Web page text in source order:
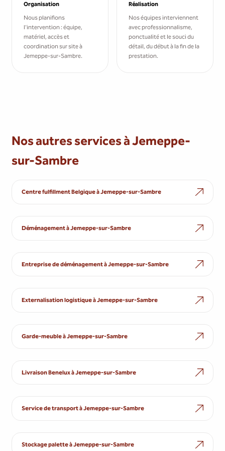
Organisation
Nous planifions
l'intervention : équipe,
matériel, accès et
coordination sur site à
Jemeppe-sur-Sambre.
Réalisation
Nos équipes interviennent
avec professionnalisme,
ponctualité et le souci du
détail, du début à la fin de la
prestation.
Nos autres services à Jemeppe-
sur-Sambre
Centre fulfillment Belgique à Jemeppe-sur-Sambre
Déménagement à Jemeppe-sur-Sambre
Entreprise de déménagement à Jemeppe-sur-Sambre
Externalisation logistique à Jemeppe-sur-Sambre
Garde-meuble à Jemeppe-sur-Sambre
Livraison Benelux à Jemeppe-sur-Sambre
Service de transport à Jemeppe-sur-Sambre
Stockage palette à Jemeppe-sur-Sambre